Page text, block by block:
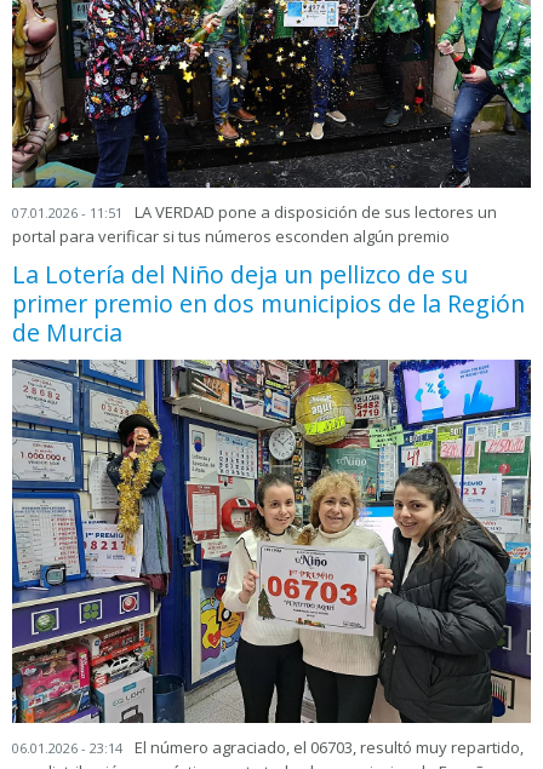
07.01.2026 - 11:51
LA VERDAD pone a disposición de sus lectores un
portal para verificar si tus números esconden algún premio
La Lotería del Niño deja un pellizco de su
primer premio en dos municipios de la Región
de Murcia
06.01.2026 - 23:14
El número agraciado, el 06703, resultó muy repartido,